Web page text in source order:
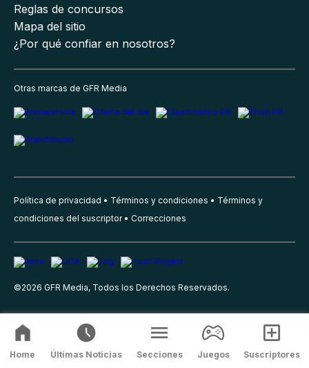
Reglas de concursos
Mapa del sitio
¿Por qué confiar en nosotros?
Otras marcas de GFR Media
Política de privacidad Términos y condiciones
Términos y
condiciones del suscriptor
Correcciones
©2026 GFR Media, Todos los Derechos Reservados.
Home Últimas Noticias Secciones Juegos Suscriptores